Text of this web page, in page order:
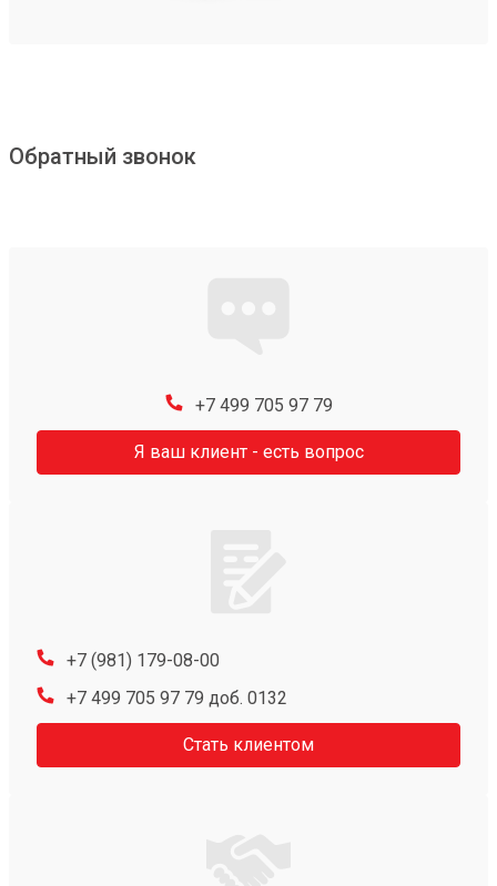
Обратный звонок
+7 499 705 97 79
Я ваш клиент - есть вопрос
+7 (981) 179-08-00
+7 499 705 97 79 доб. 0132
Стать клиентом